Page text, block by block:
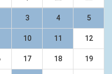
3 4 5
10 11 12
17 18 19